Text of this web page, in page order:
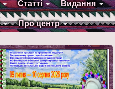
Статті Видання
Про центр